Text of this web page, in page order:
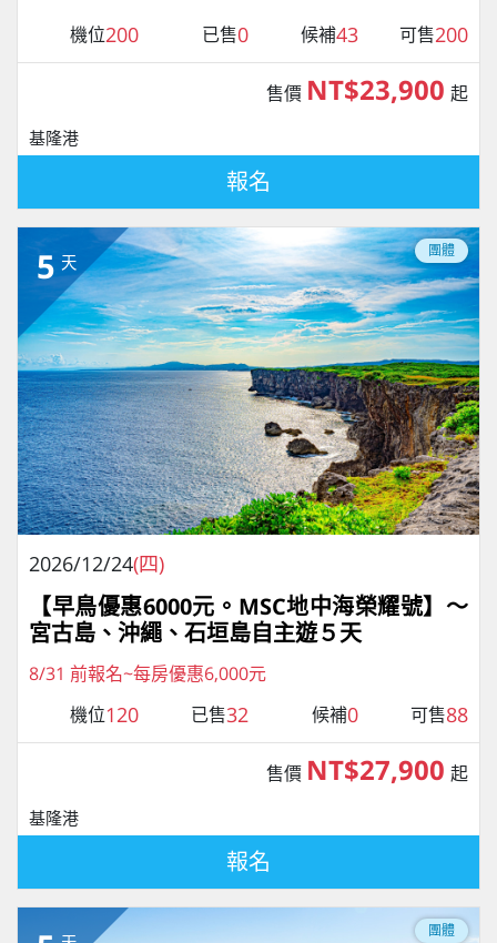
機位200 已售0 候補43 可售200
基隆港
售價 NT$23,900 起
報名
5 天
團體
2026/12/24(四)
【早鳥優惠6000元。MSC地中海榮耀號】～
宮古島、沖繩、石垣島自主遊５天
8/31 前報名~每房優惠6,000元
機位120 已售32 候補0 可售88
基隆港
售價 NT$27,900 起
報名
團體